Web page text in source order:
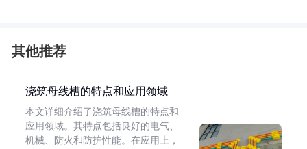
其他推荐
浇筑母线槽的特点和应用领域
本文详细介绍了浇筑母线槽的特点和
应用领域。其特点包括良好的电气、
机械、防火和防护性能。在应用上，